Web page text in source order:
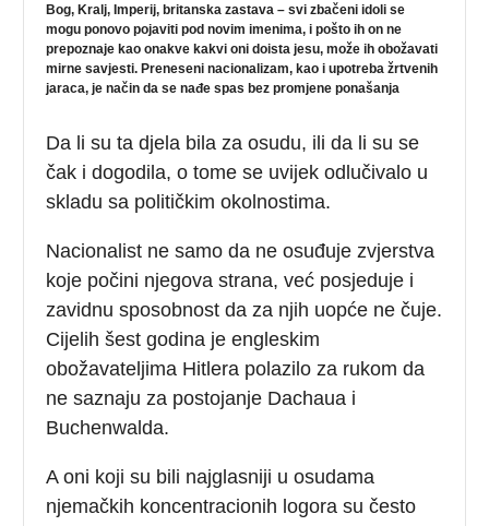
Bog, Kralj, Imperij, britanska zastava – svi zbačeni idoli se
mogu ponovo pojaviti pod novim imenima, i pošto ih on ne
prepoznaje kao onakve kakvi oni doista jesu, može ih obožavati
mirne savjesti. Preneseni nacionalizam, kao i upotreba žrtvenih
jaraca, je način da se nađe spas bez promjene ponašanja
Da li su ta djela bila za osudu, ili da li su se
čak i dogodila, o tome se uvijek odlučivalo u
skladu sa političkim okolnostima.
Nacionalist ne samo da ne osuđuje zvjerstva
koje počini njegova strana, već posjeduje i
zavidnu sposobnost da za njih uopće ne čuje.
Cijelih šest godina je engleskim
obožavateljima Hitlera polazilo za rukom da
ne saznaju za postojanje Dachaua i
Buchenwalda.
A oni koji su bili najglasniji u osudama
njemačkih koncentracionih logora su često